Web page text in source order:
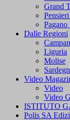
Grand
Pagano
Dalle Regioni
Liguria
Molise
Video
Video
Video
ISTITUTO
Polis SA